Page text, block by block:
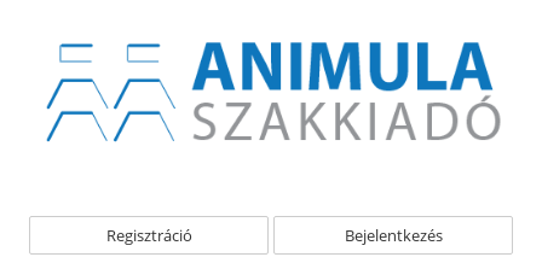
Regisztráció Bejelentkezés